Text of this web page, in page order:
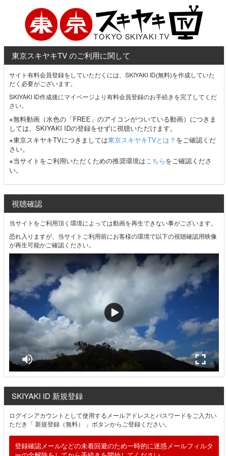
東京スキヤキTV のご利用に関して
サイト有料会員登録をしていただくには、SKIYAKI ID(無料)を作成していた
だく必要がございます。
SKIYAKI ID作成後にマイページより有料会員登録のお手続きを完了してくだ
さい。
※無料動画（水色の「FREE」のアイコンがついている動画）につきま
しては、SKIYAKI IDの登録をせずに視聴いただけます。
※東京スキヤキTVにつきましては東京スキヤキTVとは？ をご確認くだ
さい。
※当サイトをご利用いただくための推奨環境はこちらをご確認くださ
い。
視聴確認
当サイトをご利用頂く環境によっては動画を再生できない事がございます。
恐れ入りますが、当サイトご利用前にお客様の環境で以下の視聴確認用映像
が再生可能かご確認ください。
SKIYAKI ID 新規登録
ログインアカウントとして使用するメールアドレスとパスワードをご入力い
ただき「 新規登録（無料） 」ボタンからご登録ください。
登録確認メールなどの未着回避のため一時的に迷惑メールフィルタ